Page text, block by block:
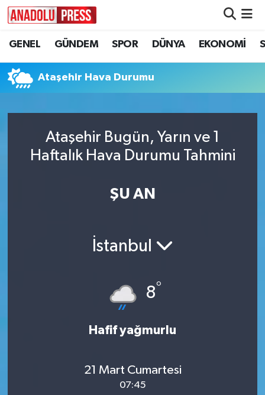
GENEL GÜNDEM SPOR DÜNYA EKONOMİ
Ataşehir Hava Durumu
Ataşehir Bugün, Yarın ve 1
Haftalık Hava Durumu Tahmini
ŞU AN
İstanbul
8°
Hafif yağmurlu
21 Mart Cumartesi
07:45
Nöbetçi Eczaneler
Hava Durumu
Trafik Durumu